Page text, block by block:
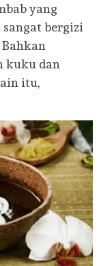
yang
bergizi
kuku dan
itu,